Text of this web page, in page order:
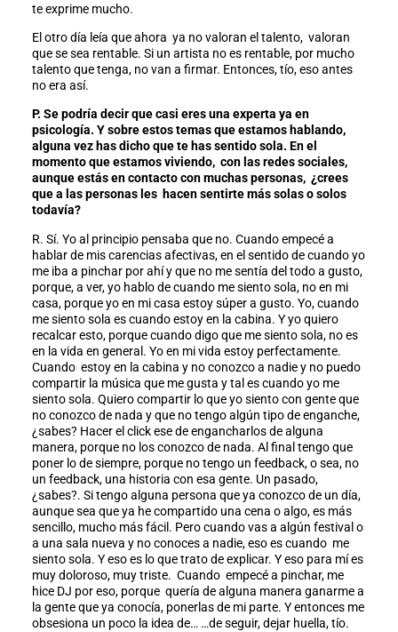
te exprime mucho.
El otro día leía que ahora ya no valoran el talento, valoran
que se sea rentable. Si un artista no es rentable, por mucho
talento que tenga, no van a firmar. Entonces, tío, eso antes
no era así.
P. Se podría decir que casi eres una experta ya en
psicología. Y sobre estos temas que estamos hablando,
alguna vez has dicho que te has sentido sola. En el
momento que estamos viviendo, con las redes sociales,
aunque estás en contacto con muchas personas, ¿crees
que a las personas les hacen sentirte más solas o solos
todavía?
R. Sí. Yo al principio pensaba que no. Cuando empecé a
hablar de mis carencias afectivas, en el sentido de cuando yo
me iba a pinchar por ahí y que no me sentía del todo a gusto,
porque, a ver, yo hablo de cuando me siento sola, no en mi
casa, porque yo en mi casa estoy súper a gusto. Yo, cuando
me siento sola es cuando estoy en la cabina. Y yo quiero
recalcar esto, porque cuando digo que me siento sola, no es
en la vida en general. Yo en mi vida estoy perfectamente.
Cuando estoy en la cabina y no conozco a nadie y no puedo
compartir la música que me gusta y tal es cuando yo me
siento sola. Quiero compartir lo que yo siento con gente que
no conozco de nada y que no tengo algún tipo de enganche,
¿sabes? Hacer el click ese de engancharlos de alguna
manera, porque no los conozco de nada. Al final tengo que
poner lo de siempre, porque no tengo un feedback, o sea, no
un feedback, una historia con esa gente. Un pasado,
¿sabes?. Si tengo alguna persona que ya conozco de un día,
aunque sea que ya he compartido una cena o algo, es más
sencillo, mucho más fácil. Pero cuando vas a algún festival o
a una sala nueva y no conoces a nadie, eso es cuando me
siento sola. Y eso es lo que trato de explicar. Y eso para mí es
muy doloroso, muy triste. Cuando empecé a pinchar, me
hice DJ por eso, porque quería de alguna manera ganarme a
la gente que ya conocía, ponerlas de mi parte. Y entonces me
obsesiona un poco la idea de… …de seguir, dejar huella, tío.